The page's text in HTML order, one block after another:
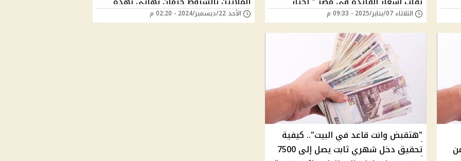
العائد اللي يناسبك" فلوسك بتزيد يومياً
الثلاثاء 07/يناير/2025 - 09:33 م
الحالات هل أنت مستعد؟
الأحد 22/ديسمبر/2024 - 02:20 م
من
"هتقبض وانت قاعد في البيت".. كيفية
تحقيق دخل شهري ثابت يصل إلى 7500